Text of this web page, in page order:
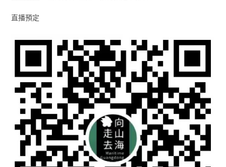
直播預定